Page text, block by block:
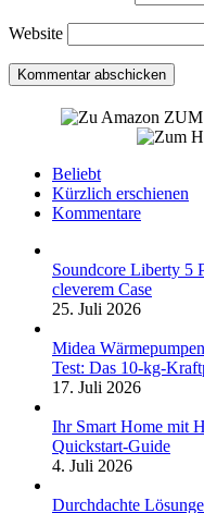
Website
Beliebt
Kürzlich erschienen
Kommentare
Soundcore Liberty 5
cleverem Case
25. Juli 2026
Midea
Test: Das 10-kg-
17. Juli 2026
Ihr Smart Home mit
Quickstart-Guide
4. Juli 2026
Durchdachte